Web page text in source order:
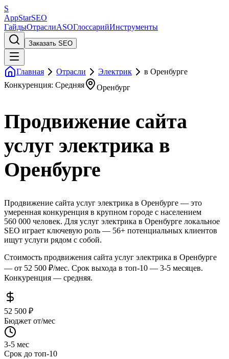
S
AppStarSEO
ГайдыОтраслиASOГлоссарийИнструменты
Заказать SEO
Главная Отрасли Электрик
в Оренбурге
Конкуренция: Средняя
Оренбург
Продвижение сайта
услуг электрика в
Оренбурге
Продвижение сайта услуг электрика в Оренбурге — это
умеренная конкуренция в крупном городе с населением
560 000 человек. Для услуг электрика в Оренбурге локальное
SEO играет ключевую роль — 56+ потенциальных клиентов
ищут услуги рядом с собой.
Стоимость продвижения сайта услуг электрика в Оренбурге
— от 52 500 ₽/мес. Срок выхода в топ-10 — 3-5 месяцев.
Конкуренция — средняя.
52 500 ₽
Бюджет от/мес
3-5 мес
Срок до топ-10